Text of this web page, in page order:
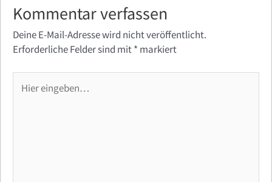
Kommentar verfassen
Deine E-Mail-Adresse wird nicht veröffentlicht.
Erforderliche Felder sind mit* markiert
eingeben…